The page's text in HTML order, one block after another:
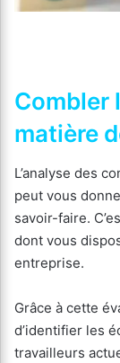
Combler
matière
L’analyse des
peut vous
savoir-faire.
dont vous
entreprise.
Grâce à cette
d’identifier les
travailleurs